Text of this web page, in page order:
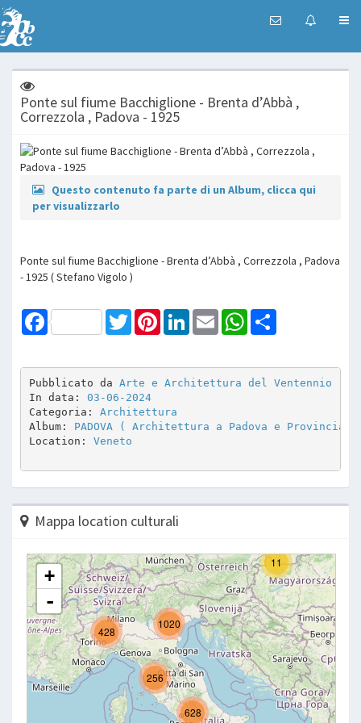
Ponte sul fiume Bacchiglione - Brenta d’Abbà ,
Correzzola , Padova - 1925
Questo contenuto fa parte di un Album, clicca qui
per visualizzarlo
Ponte sul fiume Bacchiglione - Brenta d’Abbà , Correzzola , Padova
- 1925 ( Stefano Vigolo )
Facebook TwitterPinterestLinkedInEmail WhatsApp
Pubblicato da Arte e Architettura del Ventennio
In data: 03-06-2024
Categoria: Architettura
Album: PADOVA ( Architettura a Padova e Provincia )
Location: Veneto
Mappa location culturali